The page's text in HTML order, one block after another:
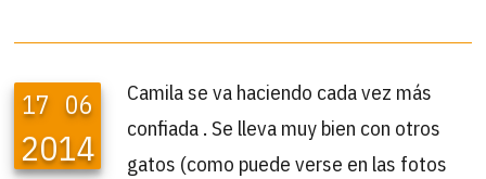
17 06
2014
Camila se va haciendo cada vez más
confiada . Se lleva muy bien con otros
gatos (como puede verse en las fotos